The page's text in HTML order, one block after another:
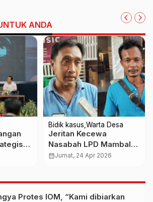
ANDA
Kelola
Bidik kasus Warta Desa
Jeritan Kecewa
Nasabah LPD Mambal,
Kaum Cendikiawan
calendar_monthJumat, 24 Apr 2026
Protes IOM, “Kami dibiarkan